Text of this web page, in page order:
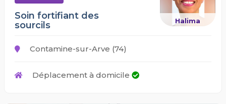
Halima
Soin fortifiant des
sourcils
Contamine-sur-Arve (74)
Déplacement à domicile